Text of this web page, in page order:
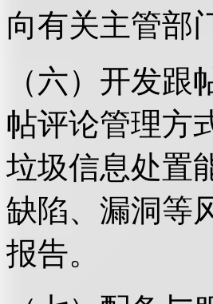
向有关主管部
（六）开发
帖评论管理方
垃圾信息处置
缺陷、漏洞等
报告。